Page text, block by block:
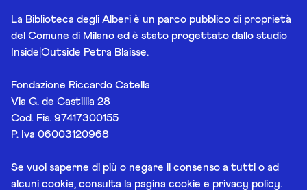
La Biblioteca degli Alberi è un parco pubblico di proprietà
del Comune di Milano ed è stato progettato dallo studio
Inside|Outside Petra Blaisse.
Fondazione Riccardo Catella
Via G. de Castillia 28
Cod. Fis. 97417300155
P. Iva 06003120968
Se vuoi saperne di più o negare il consenso a tutti o ad
alcuni cookie, consulta la pagina cookie e privacy policy.